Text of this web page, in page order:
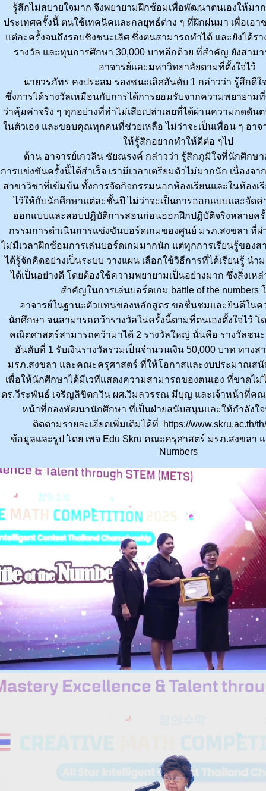
รู้สึกไม่สบายใจมาก จึงพยายามฝึกซ้อมเพื่อพัฒนาตนเองให้มา
ประเทศครั้งนี้ ตนใช้เทคนิคและกลยุทธ์ต่าง ๆ ที่ฝึกฝนมา เพื่อเอ
แต่ละครั้งจนถึงรอบชิงชนะเลิศ ซึ่งตนสามารถทำได้ และยังได้รา
รางวัล และทุนการศึกษา 30,000 บาทอีกด้วย ที่สำคัญ ยังสาม
อาจารย์และมหาวิทยาลัยตามที่ตั้งใจไว้
นายวรภัทร คงประสม รองชนะเลิศอันดับ 1 กล่าวว่า รู้สึกดีใ
ซึ่งการได้รางวัลเหมือนกับการได้การยอมรับจากความพยายา
ว่าคุ้มค่าจริง ๆ ทุกอย่างที่ทำไม่เสียเปล่าเลยที่ได้ผ่านความกดดัน
ในตัวเอง และขอบคุณทุกคนที่ช่วยเหลือ ไม่ว่าจะเป็นเพื่อน ๆ อาจ
ให้รู้สึกอยากทำให้ดีต่อ ๆไป
ด้าน อาจารย์เกวลิน ชัยณรงค์ กล่าวว่า รู้สึกภูมิใจที่นักศึกษา
การแข่งขันครั้งนี้ได้สำเร็จ เรามีเวลาเตรียมตัวไม่มากนัก เนื่องจ
สาขาวิชาที่เข้มข้น ทั้งการจัดกิจกรรมนอกห้องเรียนและในห้องเ
ไว้ให้กับนักศึกษาแต่ละชั้นปี ไม่ว่าจะเป็นการออกแบบและจัด
ออกแบบและสอบปฏิบัติการสอนก่อนออกฝึกปฏิบัติจริงหลายครั้
กรรมการดำเนินการแข่งขันบอร์ดเกมของศูนย์ มรภ.สงขลา ที่
ไม่มีเวลาฝึกซ้อมการเล่นบอร์ดเกมมากนัก แต่ทุกการเรียนรู้ของ
ได้รู้จักคิดอย่างเป็นระบบ วางแผน เลือกใช้วิธีการที่ได้เรียนรู้ น
ได้เป็นอย่างดี โดยต้องใช้ความพยายามเป็นอย่างมาก ซึ่งสิ่งเห
สำคัญในการเล่นบอร์ดเกม battle of the numbers
อาจารย์ในฐานะตัวแทนของหลักสูตร ขอชื่นชมและยินดีในค
นักศึกษา จนสามารถคว้ารางวัลในครั้งนี้ตามที่ตนเองตั้งใจไว้
คณิตศาสตร์สามารถคว้ามาได้ 2 รางวัลใหญ่ นั่นคือ รางวัลชนะ
อันดับที่ 1 รับเงินรางวัลรวมเป็นจำนวนเงิน 50,000 บาท ทา
มรภ.สงขลา และคณะครุศาสตร์ ที่ให้โอกาสและงบประมาณสนั
เพื่อให้นักศึกษาได้มีเวทีแสดงความสามารถของตนเอง ที่ขาดไ
ดร.วีระพันธ์ เจริญลิขิตกวิน ผศ.วิมลวรรณ มีบุญ และเจ้าหน้าที่คณ
หน้าที่กองพัฒนานักศึกษา ที่เป็นฝ่ายสนับสนุนและให้กำลังใ
ติดตามรายละเอียดเพิ่มเติมได้ที่ https://www.skru.ac.th/th/
ข้อมูลและรูป โดย เพจ Edu Skru คณะครุศาสตร์ มรภ.สงขลา แ
Numbers